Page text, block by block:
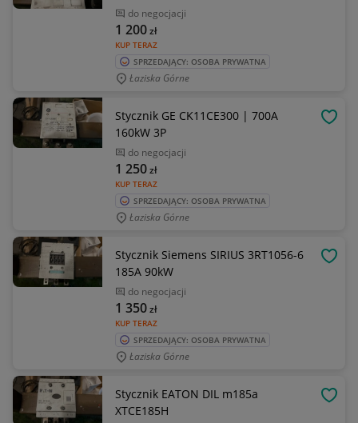
do negocjacji
KUP TERAZ
1 200zł
SPRZEDAJĄCY: OSOBA PRYWATNA
Łaziska Górne
Stycznik GE CK11CE300 | 700A
160kW 3P
do negocjacji
KUP TERAZ
1 250zł
SPRZEDAJĄCY: OSOBA PRYWATNA
Łaziska Górne
Stycznik Siemens SIRIUS 3RT1056-6
185A 90kW
do negocjacji
KUP TERAZ
1 350zł
SPRZEDAJĄCY: OSOBA PRYWATNA
Łaziska Górne
Stycznik EATON DIL m185a
XTCE185H